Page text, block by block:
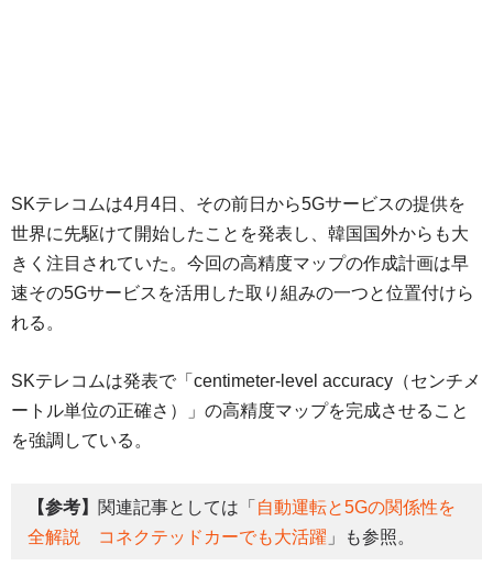
SKテレコムは4月4日、その前日から5Gサービスの提供を
世界に先駆けて開始したことを発表し、韓国国外からも大
きく注目されていた。今回の高精度マップの作成計画は早
速その5Gサービスを活用した取り組みの一つと位置付けら
れる。
SKテレコムは発表で「centimeter-level accuracy（センチメ
ートル単位の正確さ）」の高精度マップを完成させること
を強調している。
【参考】 関連記事としては「 自動運転と5Gの関係性を
全解説 コネクテッドカーでも大活躍 」も参照。